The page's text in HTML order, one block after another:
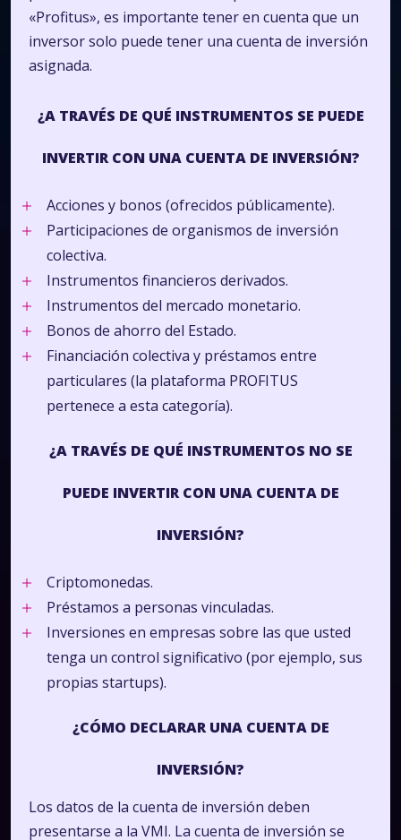
«Profitus», es importante tener en cuenta que un
inversor solo puede tener una cuenta de inversión
asignada.
¿A TRAVÉS DE QUÉ INSTRUMENTOS SE PUEDE
INVERTIR CON UNA CUENTA DE INVERSIÓN?
Acciones y bonos (ofrecidos públicamente).
Participaciones de organismos de inversión
colectiva.
Instrumentos financieros derivados.
Instrumentos del mercado monetario.
Bonos de ahorro del Estado.
Financiación colectiva y préstamos entre
particulares (la plataforma PROFITUS
pertenece a esta categoría).
¿A TRAVÉS DE QUÉ INSTRUMENTOS NO SE
PUEDE INVERTIR CON UNA CUENTA DE
INVERSIÓN?
Criptomonedas.
Préstamos a personas vinculadas.
Inversiones en empresas sobre las que usted
tenga un control significativo (por ejemplo, sus
propias startups).
¿CÓMO DECLARAR UNA CUENTA DE
INVERSIÓN?
Los datos de la cuenta de inversión deben
presentarse a la VMI. La cuenta de inversión se